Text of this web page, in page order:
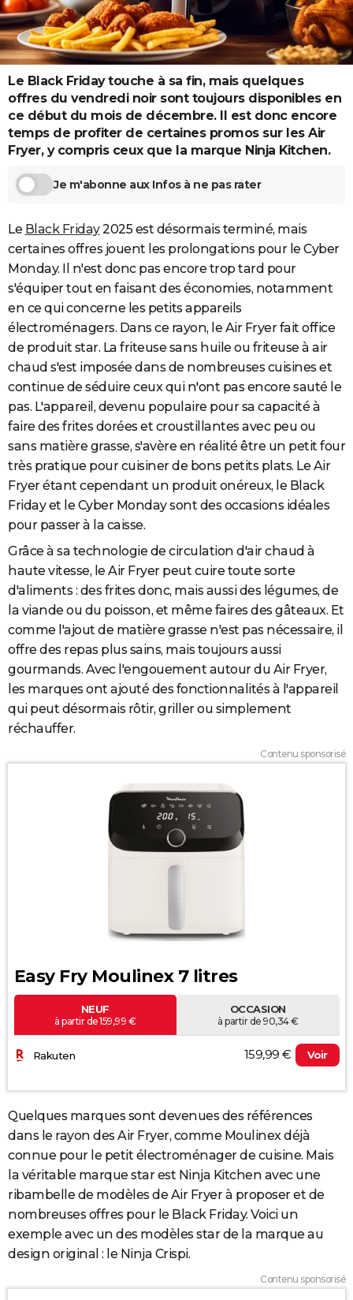
Destinations
City break
Voyage nature
Voyage de noces
Forum
Climat
+
PHOTO
GUIDES D'ACHAT
BONS PLANS
CARTE DE VOEUX
Carte de Noël
Carte Bonne année
Carte Saint-Valentin
Carte Pâques
Carte d'anniversaire
DICTIONNAIRE
Dictionnaire
Biographies
Citations
Expressions
Proverbes
PROGRAMME TV
S'inscrire
Se connecter
Lycées
Collèges
Primaires
Universités
Entreprises
Service militaire
Avis de recherche
AVIS DE DÉCÈS
FORUM
Bricolage
Lifestyle
Culture
Sport
Auto
Television
Voyage
Cinema
Le Black Friday touche à sa fin, mais quelques
offres du vendredi noir sont toujours disponibles en
ce début du mois de décembre. Il est donc encore
temps de profiter de certaines promos sur les Air
Fryer, y compris ceux que la marque Ninja Kitchen.
Je m'abonne aux Infos à ne pas rater
Le Black Friday2025 est désormais terminé, mais
certaines offres jouent les prolongations pour le Cyber
Monday. Il n'est donc pas encore trop tard pour
s'équiper tout en faisant des économies, notamment
en ce qui concerne les petits appareils
électroménagers. Dans ce rayon, le Air Fryer fait office
de produit star. La friteuse sans huile ou friteuse à air
chaud s'est imposée dans de nombreuses cuisines et
continue de séduire ceux qui n'ont pas encore sauté le
pas. L'appareil, devenu populaire pour sa capacité à
faire des frites dorées et croustillantes avec peu ou
sans matière grasse, s'avère en réalité être un petit four
très pratique pour cuisiner de bons petits plats. Le Air
Fryer étant cependant un produit onéreux, le Black
Friday et le Cyber Monday sont des occasions idéales
pour passer à la caisse.
Grâce à sa technologie de circulation d'air chaud à
haute vitesse, le Air Fryer peut cuire toute sorte
d'aliments : des frites donc, mais aussi des légumes, de
la viande ou du poisson, et même faires des gâteaux. Et
comme l'ajout de matière grasse n'est pas nécessaire, il
offre des repas plus sains, mais toujours aussi
gourmands. Avec l'engouement autour du Air Fryer,
les marques ont ajouté des fonctionnalités à l'appareil
qui peut désormais rôtir, griller ou simplement
réchauffer.
Contenu sponsorisé
Easy Fry Moulinex 7 litres
NEUF
à partir de 159,99 €
OCCASION
à partir de 90,34 €
Rakuten 159,99 € Voir
Quelques marques sont devenues des références
dans le rayon des Air Fryer, comme Moulinex déjà
connue pour le petit électroménager de cuisine. Mais
la véritable marque star est Ninja Kitchen avec une
ribambelle de modèles de Air Fryer à proposer et de
nombreuses offres pour le Black Friday. Voici un
exemple avec un des modèles star de la marque au
design original : le Ninja Crispi.
Contenu sponsorisé